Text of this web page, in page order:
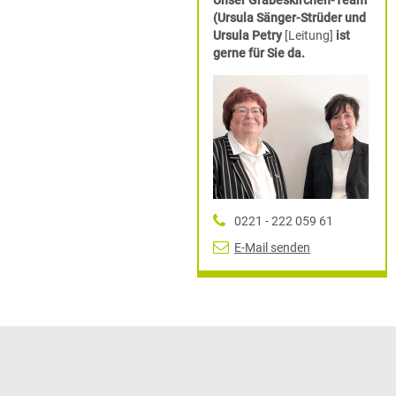
(Ursula Sänger-Strüder und
Ursula Petry[Leitung] ist
gerne für Sie da.
0221 - 222 059 61
E-Mail senden